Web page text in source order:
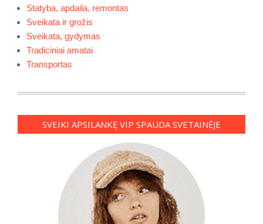
Statyba, apdaila, remontas
Sveikata ir grožis
Sveikata, gydymas
Tradiciniai amatai
Transportas
SVEIKI APSILANKĘ VIP SPAUDA SVETAINĖJE